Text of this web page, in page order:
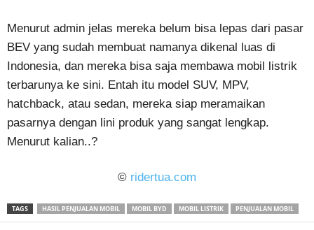
Menurut admin jelas mereka belum bisa lepas dari pasar
BEV yang sudah membuat namanya dikenal luas di
Indonesia, dan mereka bisa saja membawa mobil listrik
terbarunya ke sini. Entah itu model SUV, MPV,
hatchback, atau sedan, mereka siap meramaikan
pasarnya dengan lini produk yang sangat lengkap.
Menurut kalian..?
© ridertua.com
TAGS HASIL PENJUALAN MOBIL MOBIL BYD MOBIL LISTRIK PENJUALAN MOBIL